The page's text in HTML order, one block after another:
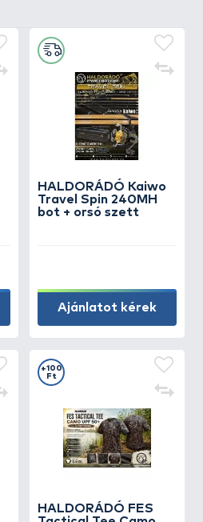
HALDORÁDÓ Kaiwo
Travel Spin 240MH
bot + orsó szett
Ajánlatot kérek
HALDORÁDÓ FES
+100
Ft